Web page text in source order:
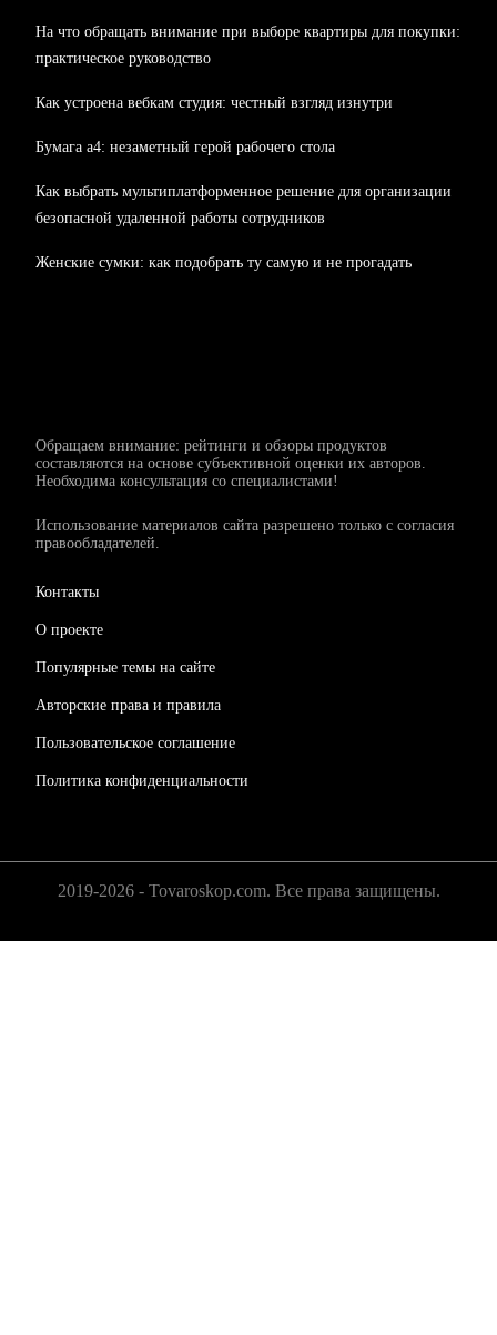
Обращаем внимание: рейтинги и обзоры продуктов
составляются на основе субъективной оценки их авторов.
Необходима консультация со специалистами!
Использование материалов сайта разрешено только с согласия
правообладателей.
Контакты
О проекте
Популярные темы на сайте
Авторские права и правила
Пользовательское соглашение
Политика конфиденциальности
На что обращать внимание при выборе квартиры для покупки:
практическое руководство
Как устроена вебкам студия: честный взгляд изнутри
Бумага а4: незаметный герой рабочего стола
Как выбрать мультиплатформенное решение для организации
безопасной удаленной работы сотрудников
Женские сумки: как подобрать ту самую и не прогадать
2019-2026 - Tovaroskop.com. Все права защищены.